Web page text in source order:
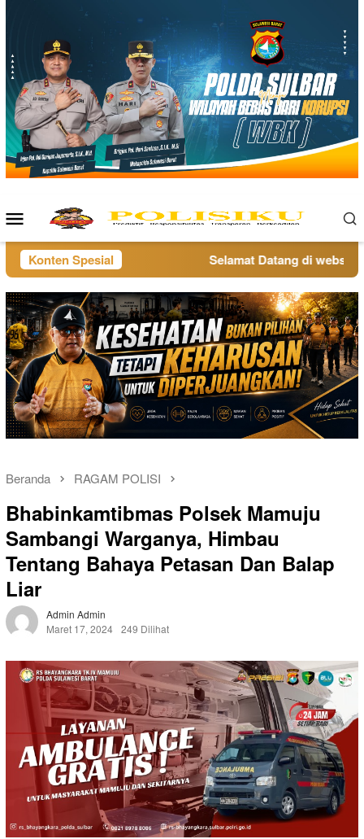
Menu
Mobile
Konten Spesial Selamat Datang di website
Beranda RAGAM POLISI
Bhabinkamtibmas Polsek Mamuju
Sambangi Warganya, Himbau
Tentang Bahaya Petasan Dan Balap
Liar
Admin Admin
Maret 17, 2024 249 Dilihat